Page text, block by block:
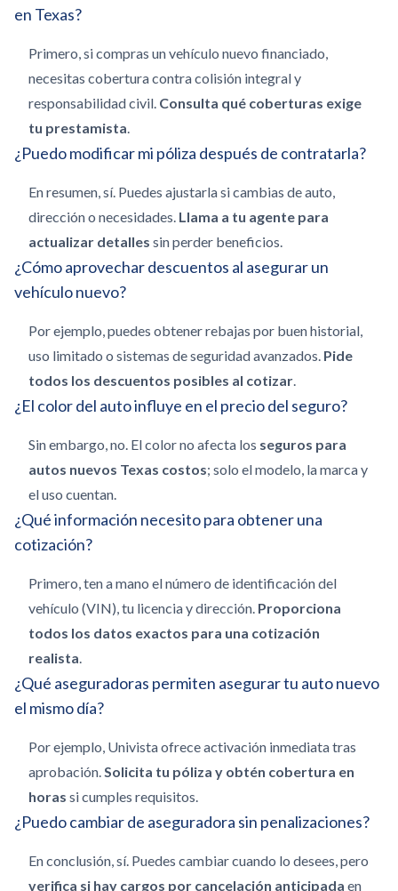
en Texas?
Primero, si compras un vehículo nuevo financiado,
necesitas cobertura contra colisión integral y
responsabilidad civil. Consulta qué coberturas exige
tu prestamista.
¿Puedo modificar mi póliza después de contratarla?
En resumen, sí. Puedes ajustarla si cambias de auto,
dirección o necesidades. Llama a tu agente para
actualizar detalles sin perder beneficios.
¿Cómo aprovechar descuentos al asegurar un
vehículo nuevo?
Por ejemplo, puedes obtener rebajas por buen historial,
uso limitado o sistemas de seguridad avanzados. Pide
todos los descuentos posibles al cotizar.
¿El color del auto influye en el precio del seguro?
Sin embargo, no. El color no afecta los seguros para
autos nuevos Texas costos; solo el modelo, la marca y
el uso cuentan.
¿Qué información necesito para obtener una
cotización?
Primero, ten a mano el número de identificación del
vehículo (VIN), tu licencia y dirección. Proporciona
todos los datos exactos para una cotización
realista.
¿Qué aseguradoras permiten asegurar tu auto nuevo
el mismo día?
Por ejemplo, Univista ofrece activación inmediata tras
aprobación.Solicita tu póliza y obtén cobertura en
horas si cumples requisitos.
¿Puedo cambiar de aseguradora sin penalizaciones?
En conclusión, sí. Puedes cambiar cuando lo desees, pero
verifica si hay cargos por cancelación anticipada en